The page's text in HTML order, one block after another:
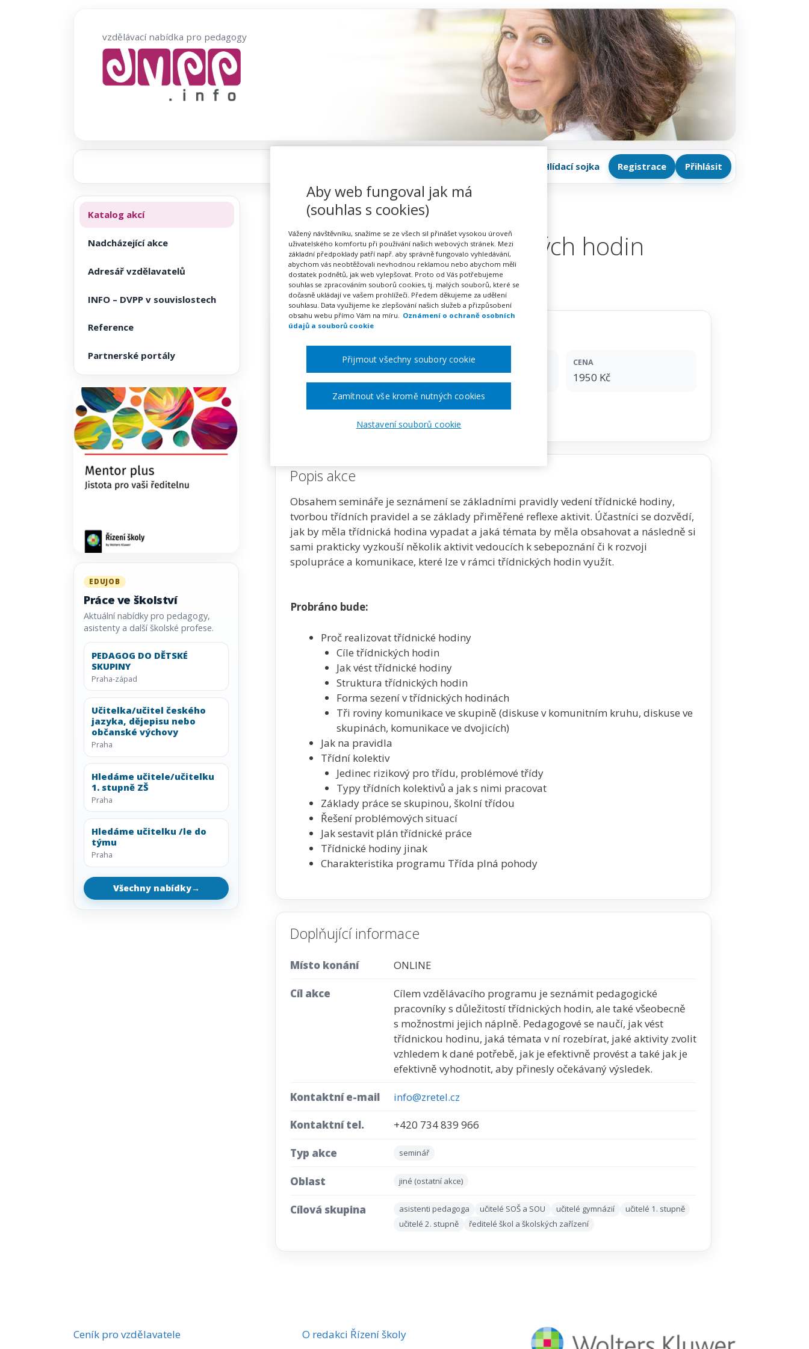
vzdělávací nabídka pro pedagogy
Hlídací sojka Registrace Přihlásit
Metodika vedení třídnických hodin
(webinář)
PořádáZřetel, s.r.o.
20. 01. 2027
MÍSTO
ONLINE
CENA
1950 Kč
Zobrazit akci na webu pořadatele
Popis akce
Obsahem semináře je seznámení se základními pravidly vedení třídnické hodiny,
tvorbou třídních pravidel a se základy přiměřené reflexe aktivit. Účastníci se dozvědí,
jak by měla třídnická hodina vypadat a jaká témata by měla obsahovat a následně si
sami prakticky vyzkouší několik aktivit vedoucích k sebepoznání či k rozvoji
spolupráce a komunikace, které lze v rámci třídnických hodin využít.
Probráno bude:
Proč realizovat třídnické hodiny
Cíle třídnických hodin
Jak vést třídnické hodiny
Struktura třídnických hodin
Forma sezení v třídnických hodinách
Tři roviny komunikace ve skupině (diskuse v komunitním kruhu, diskuse ve
skupinách, komunikace ve dvojicích)
Jak na pravidla
Třídní kolektiv
Jedinec rizikový pro třídu, problémové třídy
Typy třídních kolektivů a jak s nimi pracovat
Základy práce se skupinou, školní třídou
Řešení problémových situací
Jak sestavit plán třídnické práce
Třídnické hodiny jinak
Charakteristika programu Třída plná pohody
Doplňující informace
Místo konání ONLINE
Cíl akce
Cílem vzdělávacího programu je seznámit pedagogické
pracovníky s důležitostí třídnických hodin, ale také všeobecně
s možnostmi jejich náplně. Pedagogové se naučí, jak vést
třídnickou hodinu, jaká témata v ní rozebírat, jaké aktivity zvolit
vzhledem k dané potřebě, jak je efektivně provést a také jak je
efektivně vyhodnotit, aby přinesly očekávaný výsledek.
Kontaktní e-mail info@zretel.cz
Kontaktní tel. +420 734 839 966
Typ akce seminář
Oblast jiné (ostatní akce)
Cílová skupina asistenti pedagoga učitelé SOŠ a SOU učitelé gymnázií
učitelé 1. stupně
učitelé 2. stupně
ředitelé škol a školských zařízení
Katalog akcí
Nadcházející akce
Adresář vzdělavatelů
INFO – DVPP v souvislostech
Reference
Partnerské portály
EDUJOB
Práce ve školství
Aktuální nabídky pro pedagogy,
asistenty a další školské profese.
PEDAGOG DO DĚTSKÉ
SKUPINY
Praha-západ
Učitelka/učitel českého
jazyka, dějepisu nebo
občanské výchovy
Praha
Hledáme učitele/učitelku
1. stupně ZŠ
Praha
Hledáme učitelku /le do
týmu
Praha
Všechny nabídky→
Ceník pro vzdělavatele
O redakci Řízení školy
Aby web fungoval jak má
(souhlas s cookies)
Vážený návštěvníku, snažíme se ze všech sil přinášet vysokou úroveň
uživatelského komfortu při používání našich webových stránek. Mezi
základní předpoklady patří např. aby správně fungovalo vyhledávání,
abychom vás neobtěžovali nevhodnou reklamou nebo abychom měli
dostatek podnětů, jak web vylepšovat. Proto od Vás potřebujeme
souhlas se zpracováním souborů cookies, tj. malých souborů, které se
dočasně ukládají ve vašem prohlížeči. Předem děkujeme za udělení
souhlasu. Data využijeme ke zlepšování našich služeb a přizpůsobení
obsahu webu přímo Vám na míru.
Oznámení o ochraně osobních
údajů a souborů cookie
Nastavení souborů cookie
Zamítnout vše kromě nutných cookies
Přijmout všechny soubory cookie